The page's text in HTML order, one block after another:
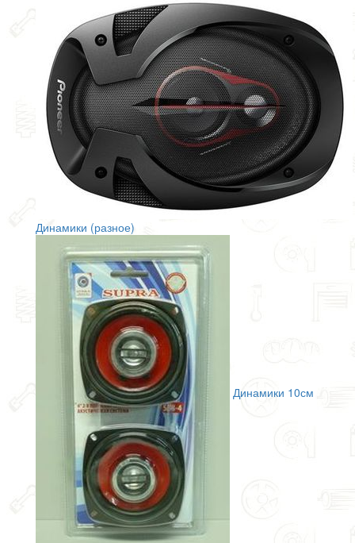
Динамики (разное)
Динамики 10см